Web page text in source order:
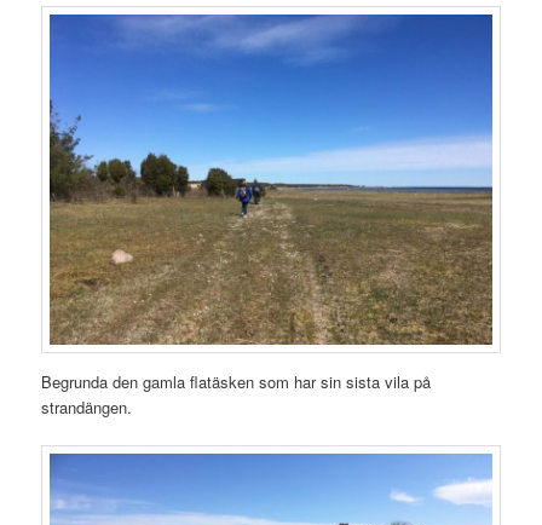
Begrunda den gamla flatäsken som har sin sista vila på
strandängen.